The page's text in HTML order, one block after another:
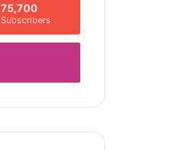
75,700
Subscribers